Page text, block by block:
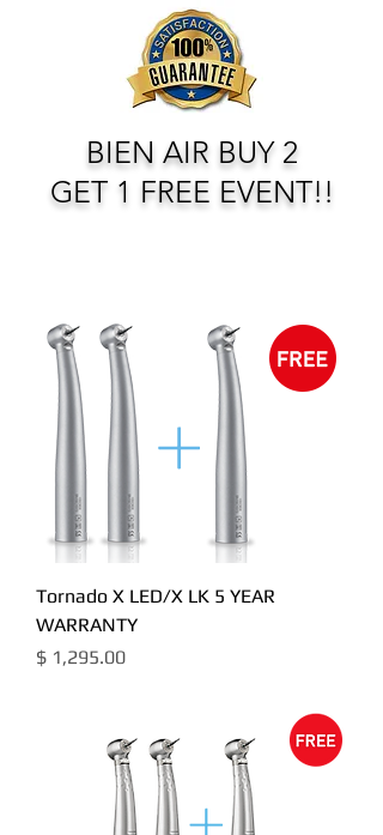
BIEN AIR BUY 2
GET 1 FREE EVENT!!
Tornado X LED/X LK 5 YEAR
WARRANTY
מחיר